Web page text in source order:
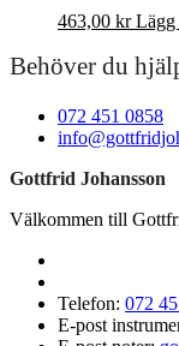
463,00 kr
Behöver du
072 451 0858
Gottfrid Johansson
Välkommen till
Telefon: 072
E-post